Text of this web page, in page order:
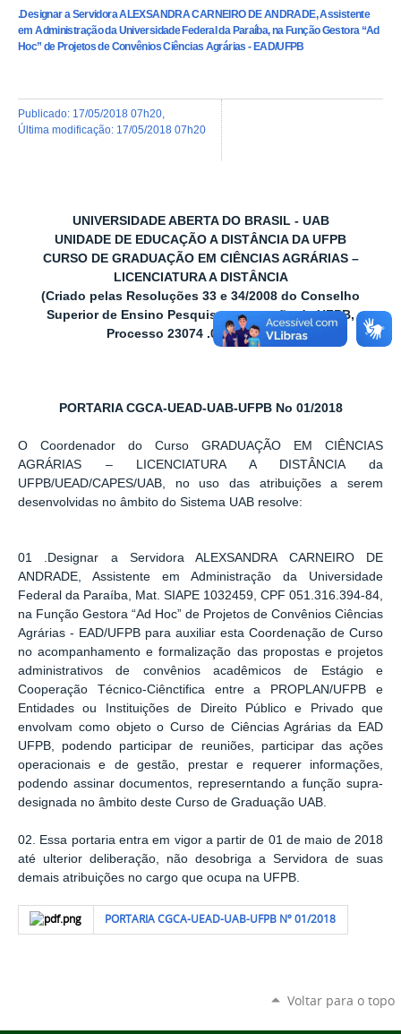
.Designar a Servidora ALEXSANDRA CARNEIRO DE ANDRADE, Assistente
em Administração da Universidade Federal da Paraíba, na Função Gestora “Ad
Hoc” de Projetos de Convênios Ciências Agrárias - EAD/UFPB
publicado: 17/05/2018 07h20
última modificação: 17/05/2018 07h20
UNIVERSIDADE ABERTA DO BRASIL - UAB
UNIDADE DE EDUCAÇÃO A DISTÂNCIA DA UFPB
CURSO DE GRADUAÇÃO EM CIÊNCIAS AGRÁRIAS –
LICENCIATURA A DISTÂNCIA
(Criado pelas Resoluções 33 e 34/2008 do Conselho
Superior de Ensino Pesquisa e extensão da UFPB,
Processo 23074 .008568/08-41)
PORTARIA CGCA-UEAD-UAB-UFPB No 01/2018
O Coordenador do Curso GRADUAÇÃO EM CIÊNCIAS
AGRÁRIAS – LICENCIATURA A DISTÂNCIA da
UFPB/UEAD/CAPES/UAB, no uso das atribuições a serem
desenvolvidas no âmbito do Sistema UAB resolve:
01 .Designar a Servidora ALEXSANDRA CARNEIRO DE
ANDRADE, Assistente em Administração da Universidade
Federal da Paraíba, Mat. SIAPE 1032459, CPF 051.316.394-84,
na Função Gestora “Ad Hoc” de Projetos de Convênios Ciências
Agrárias - EAD/UFPB para auxiliar esta Coordenação de Curso
no acompanhamento e formalização das propostas e projetos
administrativos de convênios acadêmicos de Estágio e
Cooperação Técnico-Ciênctifica entre a PROPLAN/UFPB e
Entidades ou Instituições de Direito Público e Privado que
envolvam como objeto o Curso de Ciências Agrárias da EAD
UFPB, podendo participar de reuniões, participar das ações
operacionais e de gestão, prestar e requerer informações,
podendo assinar documentos, represerntando a função supra-
designada no âmbito deste Curso de Graduação UAB.
02. Essa portaria entra em vigor a partir de 01 de maio de 2018
até ulterior deliberação, não desobriga a Servidora de suas
demais atribuições no cargo que ocupa na UFPB.
PORTARIA CGCA-UEAD-UAB-UFPB Nº 01/2018
Voltar para o topo